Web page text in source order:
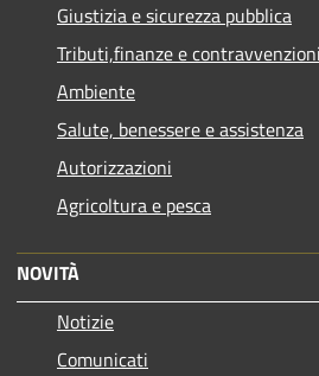
Giustizia e sicurezza pubblica
Tributi,finanze e contravvenzioni
Ambiente
Salute, benessere e assistenza
Autorizzazioni
Agricoltura e pesca
NOVITÀ
Notizie
Comunicati